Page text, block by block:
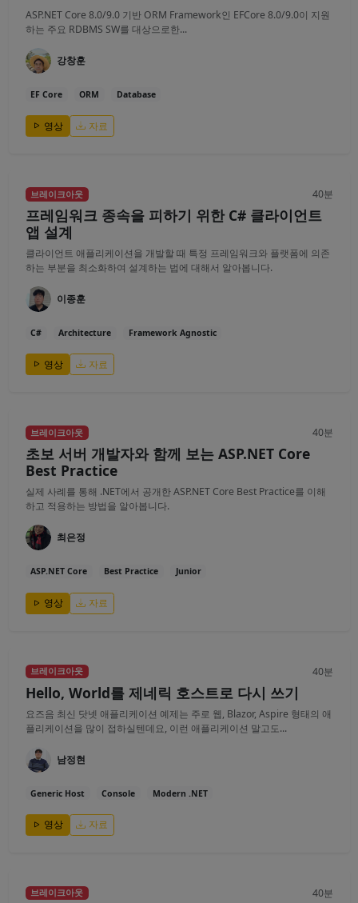
ASP.NET Core 8.0/9.0 기반 ORM Framework인 EFCore 8.0/9.0이 지원
하는 주요 RDBMS SW를 대상으로한...
강창훈
EF Core ORM Database
영상 자료
브레이크아웃 40분
프레임워크 종속을 피하기 위한 C# 클라이언트
앱 설계
클라이언트 애플리케이션을 개발할 때 특정 프레임워크와 플랫폼에 의존
하는 부분을 최소화하여 설계하는 법에 대해서 알아봅니다.
이종훈
C# Architecture Framework Agnostic
영상 자료
브레이크아웃 40분
초보 서버 개발자와 함께 보는 ASP.NET Core
Best Practice
실제 사례를 통해 .NET에서 공개한 ASP.NET Core Best Practice를 이해
하고 적용하는 방법을 알아봅니다.
최은정
ASP.NET Core Best Practice Junior
영상 자료
브레이크아웃 40분
Hello, World를 제네릭 호스트로 다시 쓰기
요즈음 최신 닷넷 애플리케이션 예제는 주로 웹, Blazor, Aspire 형태의 애
플리케이션을 많이 접하실텐데요, 이런 애플리케이션 말고도...
남정현
Generic Host Console Modern .NET
영상 자료
브레이크아웃 40분